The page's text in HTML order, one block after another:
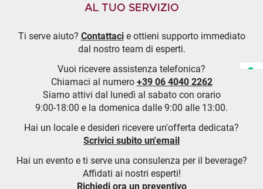
AL TUO SERVIZIO
Ti serve aiuto? Contattacie ottieni supporto immediato
dal nostro team di esperti.
Vuoi ricevere assistenza telefonica?
Chiamaci al numero +39 06 4040 2262
Siamo attivi dal lunedì al sabato con orario
9:00-18:00 e la domenica dalle 9:00 alle 13:00.
Hai un locale e desideri ricevere un'offerta dedicata?
Scrivici subito un'email
Hai un evento e ti serve una consulenza per il beverage?
Affidati ai nostri esperti!
Richiedi ora un preventivo